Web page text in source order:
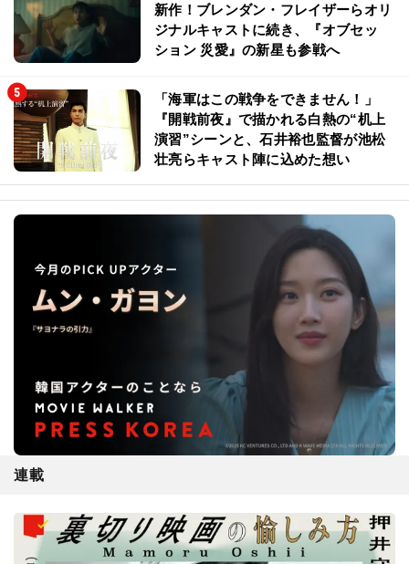
新作！ブレンダン・フレイザーらオリ
ジナルキャストに続き、『オブセッ
ション 災愛』の新星も参戦へ
「海軍はこの戦争をできません！」
『開戦前夜』で描かれる白熱の“机上
演習”シーンと、石井裕也監督が池松
壮亮らキャスト陣に込めた想い
連載